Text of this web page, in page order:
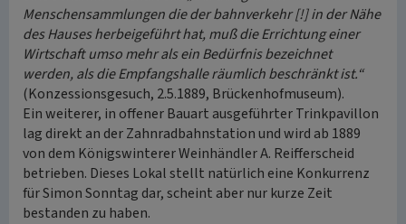
Menschensammlungen die der bahnverkehr [!] in der Nähe
des Hauses herbeigeführt hat, muß die Errichtung einer
Wirtschaft umso mehr als ein Bedürfnis bezeichnet
werden, als die Empfangshalle räumlich beschränkt ist.“
(Konzessionsgesuch, 2.5.1889, Brückenhofmuseum).
Ein weiterer, in offener Bauart ausgeführter Trinkpavillon
lag direkt an der Zahnradbahnstation und wird ab 1889
von dem Königswinterer Weinhändler A. Reifferscheid
betrieben. Dieses Lokal stellt natürlich eine Konkurrenz
für Simon Sonntag dar, scheint aber nur kurze Zeit
bestanden zu haben.